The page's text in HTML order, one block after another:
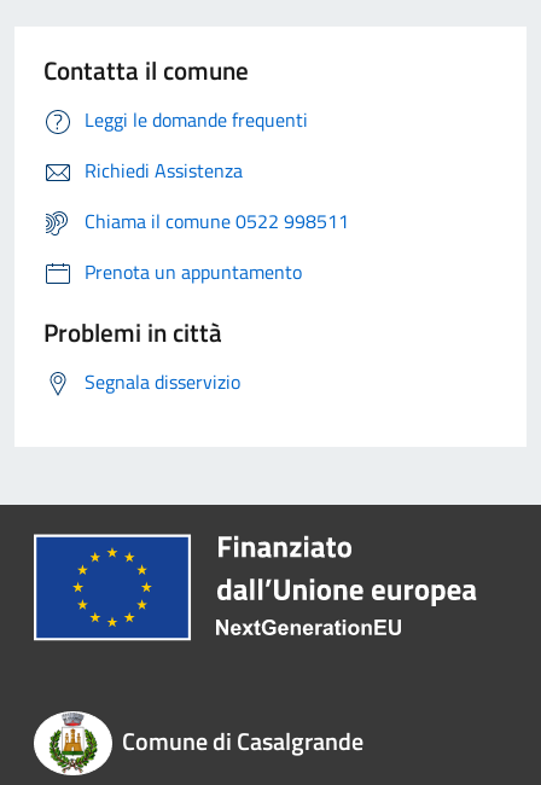
Contatta il comune
Leggi le domande frequenti
Richiedi Assistenza
Chiama il comune 0522 998511
Prenota un appuntamento
Problemi in città
Segnala disservizio
Comune di Casalgrande